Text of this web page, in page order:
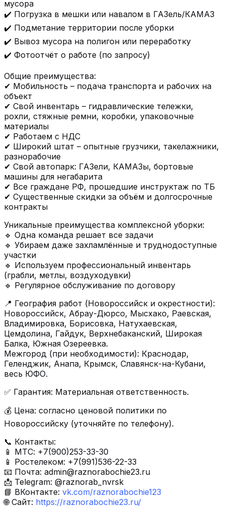
мусора
✔️ Погрузка в мешки или навалом в ГАЗель/КАМАЗ
✔️ Подметание территории после уборки
✔️ Вывоз мусора на полигон или переработку
✔️ Фотоотчёт о работе (по запросу)
Общие преимущества:
✔ Мобильность – подача транспорта и рабочих на
объект
✔ Свой инвентарь – гидравлические тележки,
рохли, стяжные ремни, коробки, упаковочные
материалы
✔ Работаем с НДС
✔ Широкий штат – опытные грузчики, такелажники,
разнорабочие
✔ Свой автопарк: ГАЗели, КАМАЗы, бортовые
машины для негабарита
✔ Все граждане РФ, прошедшие инструктаж по ТБ
✔ Существенные скидки за объём и долгосрочные
контракты
Уникальные преимущества комплексной уборки:
🔹 Одна команда решает все задачи
🔹 Убираем даже захламлённые и труднодоступные
участки
🔹 Используем профессиональный инвентарь
(грабли, метлы, воздуходувки)
🔹 Регулярное обслуживание по договору
📍 География работ (Новороссийск и окрестности):
Новороссийск, Абрау-Дюрсо, Мысхако, Раевская,
Владимировка, Борисовка, Натухаевская,
Цемдолина, Гайдук, Верхнебаканский, Широкая
Балка, Южная Озереевка.
Межгород (при необходимости): Краснодар,
Геленджик, Анапа, Крымск, Славянск-на-Кубани,
весь ЮФО.
✅ Гарантия: Материальная ответственность.
💰 Цена: согласно ценовой политики по
Новороссийску (уточняйте по телефону).
📞 Контакты:
📱 МТС: +7(900)253-33-30
📱 Ростелеком: +7(991)536-22-33
📧 Почта: admin@raznorabochie23.ru
📩 Telegram: @raznorab_nvrsk
📘 ВКонтакте: vk.com/raznorabochie123
🌐 Сайт: https://raznorabochie23.ru/